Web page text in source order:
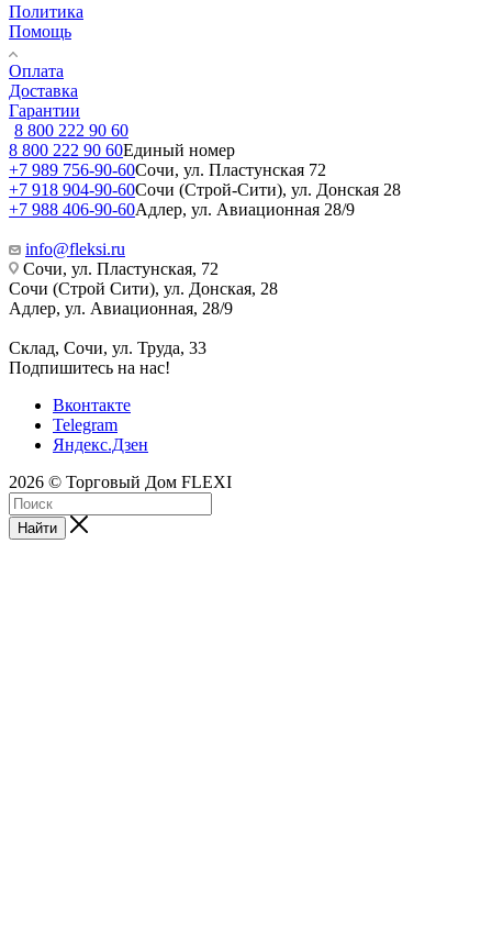
Политика
Помощь
Оплата
Доставка
Гарантии
8 800 222 90 60
8 800 222 90 60Единый номер
+7 989 756-90-60Сочи, ул. Пластунская 72
+7 918 904-90-60Сочи (Строй-Сити), ул. Донская 28
+7 988 406-90-60Адлер, ул. Авиационная 28/9
info@fleksi.ru
Сочи, ул. Пластунская, 72
Сочи (Строй Сити), ул. Донская, 28
Адлер, ул. Авиационная, 28/9
Склад, Сочи, ул. Труда, 33
Подпишитесь на нас!
Вконтакте
Telegram
Яндекс.Дзен
2026 © Торговый Дом FLEXI
Найти